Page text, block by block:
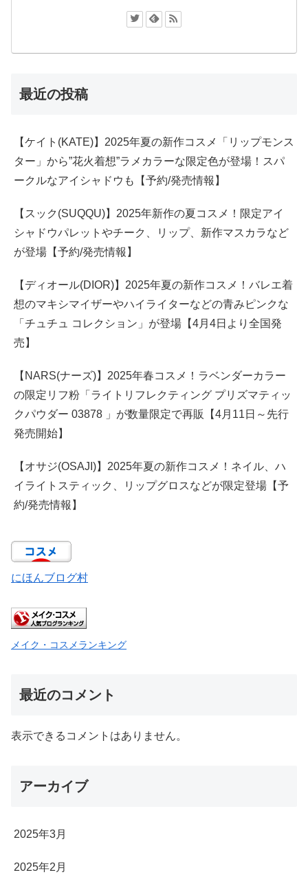
最近の投稿
【ケイト(KATE)】2025年夏の新作コスメ「リップモンス
ター」から”花火着想”ラメカラーな限定色が登場！スパ
ークルなアイシャドウも【予約/発売情報】
【スック(SUQQU)】2025年新作の夏コスメ！限定アイ
シャドウパレットやチーク、リップ、新作マスカラなど
が登場【予約/発売情報】
【ディオール(DIOR)】2025年夏の新作コスメ！バレエ着
想のマキシマイザーやハイライターなどの青みピンクな
「チュチュ コレクション」が登場【4月4日より全国発
売】
【NARS(ナーズ)】2025年春コスメ！ラベンダーカラー
の限定リフ粉「ライトリフレクティング プリズマティッ
クパウダー 03878 」が数量限定で再販【4月11日～先行
発売開始】
【オサジ(OSAJI)】2025年夏の新作コスメ！ネイル、ハ
イライトスティック、リップグロスなどが限定登場【予
約/発売情報】
にほんブログ村
メイク・コスメランキング
最近のコメント
表示できるコメントはありません。
アーカイブ
2025年3月
2025年2月